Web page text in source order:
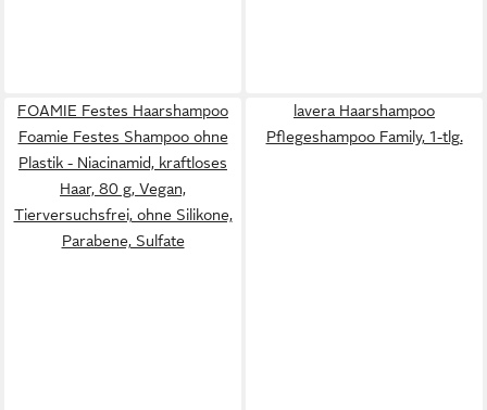
FOAMIE Festes Haarshampoo
Foamie Festes Shampoo ohne
Plastik - Niacinamid, kraftloses
Haar, 80 g, Vegan,
Tierversuchsfrei, ohne Silikone,
Parabene, Sulfate
lavera Haarshampoo
Pflegeshampoo Family, 1-tlg.